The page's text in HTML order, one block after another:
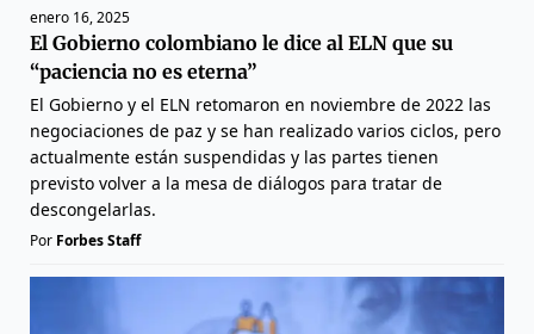
enero 16, 2025
El Gobierno colombiano le dice al ELN que su
“paciencia no es eterna”
El Gobierno y el ELN retomaron en noviembre de 2022 las
negociaciones de paz y se han realizado varios ciclos, pero
actualmente están suspendidas y las partes tienen
previsto volver a la mesa de diálogos para tratar de
descongelarlas.
Por Forbes Staff